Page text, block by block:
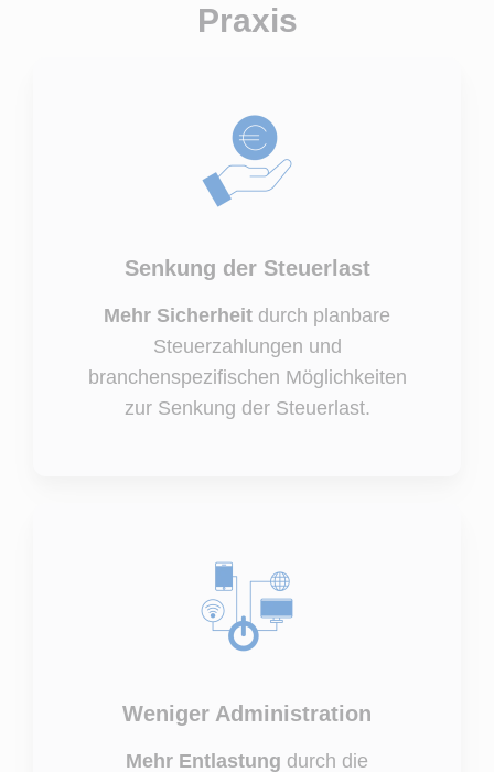
Praxis
Senkung der Steuerlast
Mehr Sicherheit durch planbare
Steuerzahlungen und
branchenspezifischen Möglichkeiten
zur Senkung der Steuerlast.
Weniger Administration
Mehr Entlastung durch die